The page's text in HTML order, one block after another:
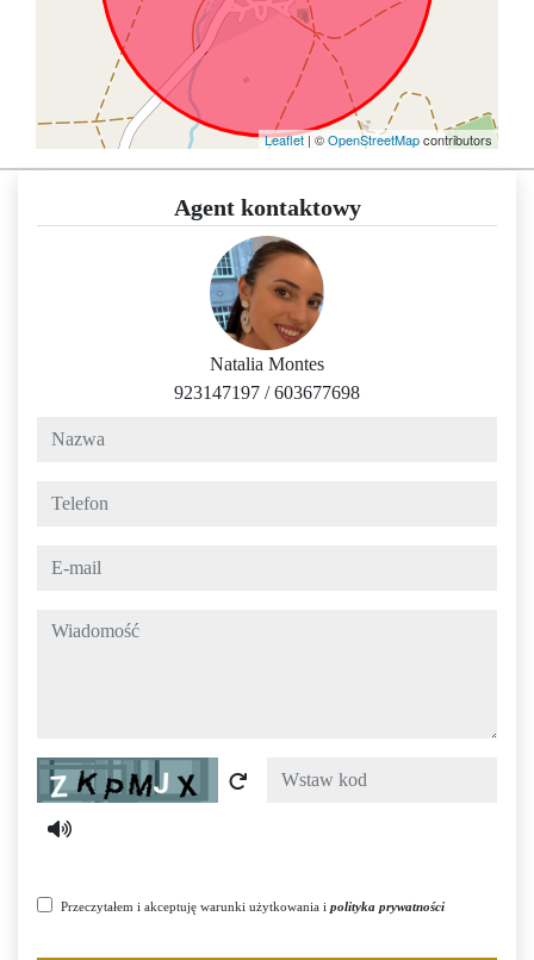
Leaflet| ©OpenStreetMapcontributors
Agent kontaktowy
Natalia Montes
923147197 /603677698
nazwa
telefon
e-mail
wiadomość
Captcha
Przeczytałem i akceptuję warunki użytkowania i polityka prywatności